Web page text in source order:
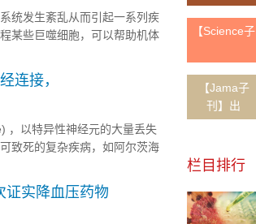
统发生紊乱从而引起一系列疾
某些巨噬细胞，可以帮助机体
连接，
，以特异性神经元的大量丢失
致死的复杂疾病，如阿尔茨海
蛋白，并成功减轻了某些神经
望。
证实降血压药物
【Science子
【Jama子
刊】出
栏目排行